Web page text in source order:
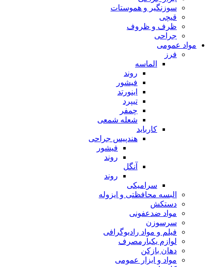
سوزنگیر و هموستات
قیچی
ظرف و ظروف
جراحی
مواد عمومی
فرز
الماسه
روند
فیشور
اینورتد
تیپرد
چمفر
شعله شمعی
کارباید
هندپیس جراحی
فیشور
روند
آنگل
روند
سرامیکی
البسه محافظتی و ایزوله
دستکش
مواد ضدعفونی
سرسوزن
فیلم و مواد رادیوگرافی
لوازم یکبارمصرف
دهان بازکن
مواد و ابزار عمومی